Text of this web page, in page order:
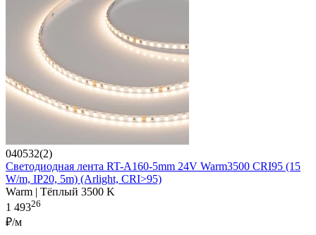
040532(2)
Светодиодная лента RT-A160-5mm 24V Warm3500 CRI95 (15
W/m, IP20, 5m) (Arlight, CRI>95)
Warm | Тёплый 3500 K
1 49326
₽/м